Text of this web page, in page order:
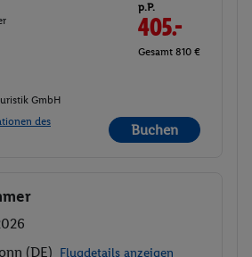
p.P.
405.-
Gesamt 810 €
GmbH
des
Buchen
(DE) Flugdetails anzeigen